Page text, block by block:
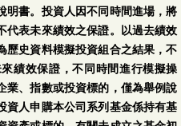
7.3798 -0.0311 -0.42 %
151.51 1.73 1.16 %
明書。投資人因不同時間進場，將
代表未來績效之保證。以過去績效
歷史資料模擬投資組合之結果，不
績效保證，不同時間進行模擬操
業、指數或投資標的，僅為舉例說
資人申購本公司系列基金係持有基